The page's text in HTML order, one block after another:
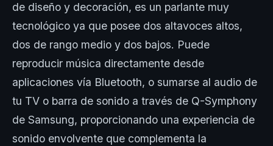
de diseño y decoración, es un parlante muy
tecnológico ya que posee dos altavoces altos,
dos de rango medio y dos bajos. Puede
reproducir música directamente desde
aplicaciones vía Bluetooth, o sumarse al audio de
tu TV o barra de sonido a través de Q-Symphony
de Samsung, proporcionando una experiencia de
sonido envolvente que complementa la